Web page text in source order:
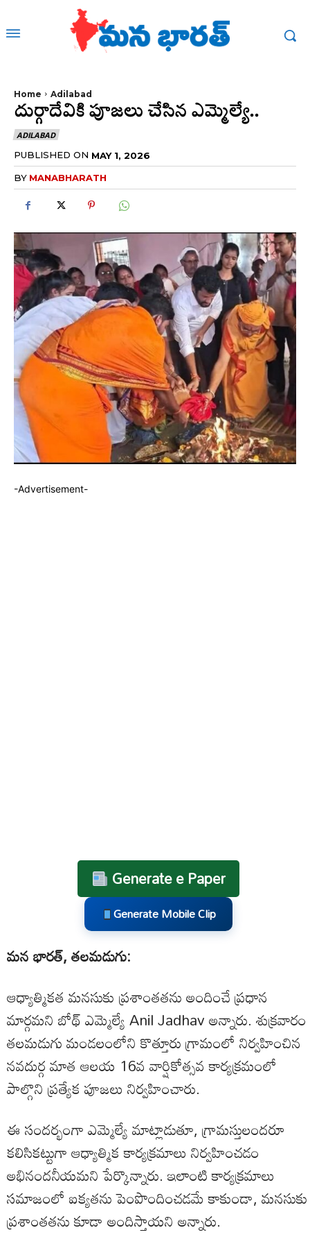
Home Adilabad
దుర్గాదేవికి పూజలు చేసిన ఎమ్మెల్యే..
ADILABAD
PUBLISHED ON MAY 1, 2026
BY MANABHARATH
-Advertisement-
Generate e Paper
Generate Mobile Clip
మన భారత్, తలమడుగు:
ఆధ్యాత్మికత మనసుకు ప్రశాంతతను అందించే ప్రధాన
మార్గమని బోథ్ ఎమ్మెల్యే Anil Jadhav అన్నారు. శుక్రవారం
తలమడుగు మండలంలోని కొత్తూరు గ్రామంలో నిర్వహించిన
నవదుర్గ మాత ఆలయ 16వ వార్షికోత్సవ కార్యక్రమంలో
పాల్గొని ప్రత్యేక పూజలు నిర్వహించారు.
ఈ సందర్భంగా ఎమ్మెల్యే మాట్లాడుతూ, గ్రామస్తులందరూ
కలిసికట్టుగా ఆధ్యాత్మిక కార్యక్రమాలు నిర్వహించడం
అభినందనీయమని పేర్కొన్నారు. ఇలాంటి కార్యక్రమాలు
సమాజంలో ఐక్యతను పెంపొందించడమే కాకుండా, మనసుకు
ప్రశాంతతను కూడా అందిస్తాయని అన్నారు.